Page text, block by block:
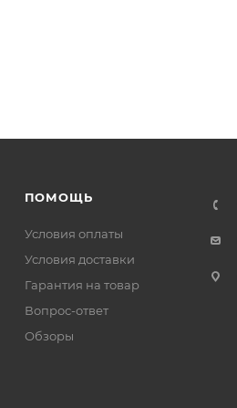
ПОМОЩЬ
Условия оплаты
Условия доставки
Гарантия на товар
Вопрос-ответ
Обзоры